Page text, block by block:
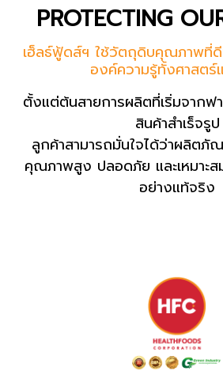
PROTECTING
เฮ็ลธ์ฟู้ดส์ฯ ใช้วัตถุดิบคุณภาพที่
องค์ความรู้ทั้งศาสตร์
ตั้งแต่ต้นสายการผลิตที่เริ่มจาก
สินค้าสำเร็จรูป
ลูกค้าสามารถมั่นใจได้ว่าผลิตภั
คุณภาพสูง ปลอดภัย และเหมาะส
อย่างแท้จริง